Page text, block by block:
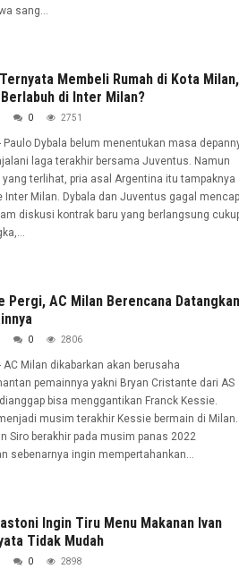
sang...
Membeli Rumah di Kota Milan,
di Inter Milan?
0 2751
Paulo Dybala belum menentukan masa
laga terakhir bersama Juventus. Namun
terlihat, pria asal Argentina itu tampaknya
Inter Milan. Dybala dan Juventus gagal
diskusi kontrak baru yang berlangsung
Pergi, AC Milan Berencana Datangkan
0 2806
AC Milan dikabarkan akan berusaha
pemainnya yakni Bryan Cristante dari AS
bisa menggantikan Franck Kessie.
musim terakhir Kessie bermain di Milan.
Siro berakhir pada musim panas 2022
sebenarnya ingin mempertahankan...
Ingin Tiru Menu Makanan Ivan
Tidak Mudah
0 2898